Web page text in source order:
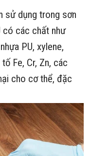
sử dụng trong sơn
có các chất như
PU, xylene,
Fe, Cr, Zn, các
cho cơ thể, đặc